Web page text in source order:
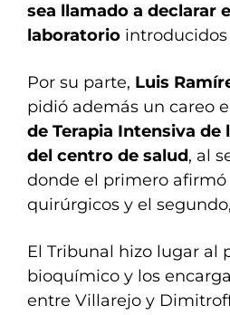
sea llamado a declarar
laboratorio
Por su parte, Luis
pidió además un careo
de Terapia Intensiva
del centro de salud, al
donde el primero afirmó
quirúrgicos y el
El Tribunal hizo lugar al
bioquímico y los
entre Villarejo y